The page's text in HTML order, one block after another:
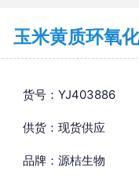
玉米黄质环氧
货号：YJ403886
供货：现货供应
品牌：源桔生物